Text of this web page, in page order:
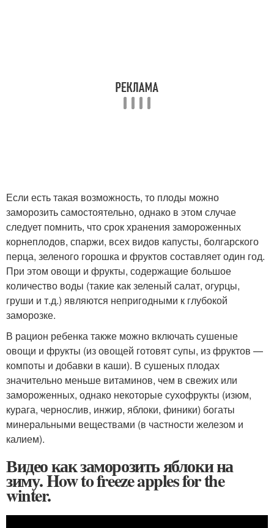
Если есть такая возможность, то плоды можно
заморозить самостоятельно, однако в этом случае
следует помнить, что срок хранения замороженных
корнеплодов, спаржи, всех видов капусты, болгарского
перца, зеленого горошка и фруктов составляет один год.
При этом овощи и фрукты, содержащие большое
количество воды (такие как зеленый салат, огурцы,
груши и т.д.) являются непригодными к глубокой
заморозке.
В рацион ребенка также можно включать сушеные
овощи и фрукты (из овощей готовят супы, из фруктов —
компоты и добавки в каши). В сушеных плодах
значительно меньше витаминов, чем в свежих или
замороженных, однако некоторые сухофрукты (изюм,
курага, чернослив, инжир, яблоки, финики) богаты
минеральными веществами (в частности железом и
калием).
Видео как заморозить яблоки на
зиму. How to freeze apples for the
winter.